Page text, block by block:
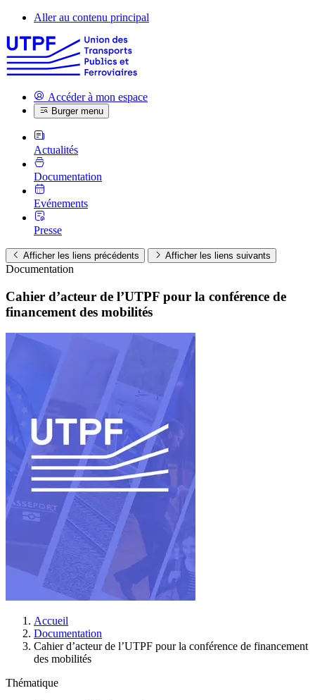
Aller au contenu principal
Accéder à mon espace
Burger menu
Actualités
Documentation
Evénements
Presse
Afficher les liens précédents Afficher les liens suivants
Documentation
Cahier d’acteur de l’UTPF pour la conférence de
financement des mobilités
Accueil
Documentation
Cahier d’acteur de l’UTPF pour la conférence de financement
des mobilités
Thématique